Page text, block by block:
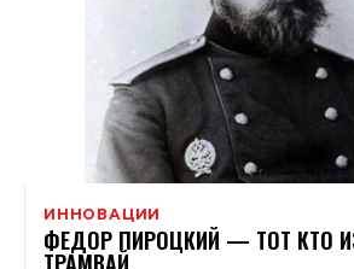
ИННОВАЦИИ
ФЕДОР ПИРОЦКИЙ — ТОТ КТО
ТРАМВАЙ